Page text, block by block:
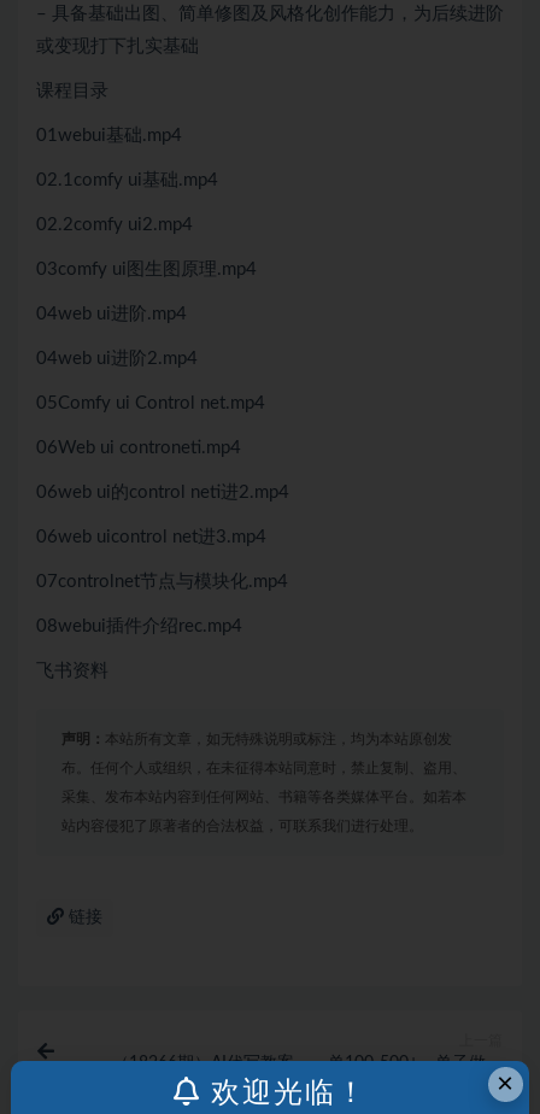
– 具备基础出图、简单修图及风格化创作能力，为后续进阶
或变现打下扎实基础
课程目录
01webui基础.mp4
02.1comfy ui基础.mp4
02.2comfy ui2.mp4
03comfy ui图生图原理.mp4
04web ui进阶.mp4
04web ui进阶2.mp4
05Comfy ui Control net.mp4
06Web ui controneti.mp4
06web ui的control neti进2.mp4
06web uicontrol net进3.mp4
07controlnet节点与模块化.mp4
08webui插件介绍rec.mp4
飞书资料
声明： 本站所有文章，如无特殊说明或标注，均为本站原创发
布。任何个人或组织，在未征得本站同意时，禁止复制、盗用、
采集、发布本站内容到任何网站、书籍等各类媒体平台。如若本
站内容侵犯了原著者的合法权益，可联系我们进行处理。
链接
（18266期）AI代写教案，一单100-500+，单子做不
完，AI写作快速变现，小白可做 超简单！×
欢迎光临！